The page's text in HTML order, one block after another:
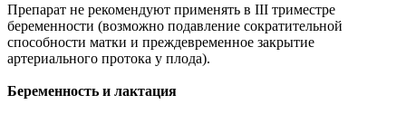
Препарат не рекомендуют применять в III триместре
беременности (возможно подавление сократительной
способности матки и преждевременное закрытие
артериального протока у плода).
Беременность и лактация